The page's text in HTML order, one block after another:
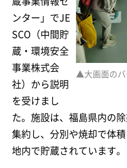
▲大画面のバ
ンター」でJE
SCO（中間貯
蔵・環境安全
事業株式会
社）から説明
を受けまし
た。施設は、福島県内の
集約し、分別や焼却で体
地内で貯蔵されています。